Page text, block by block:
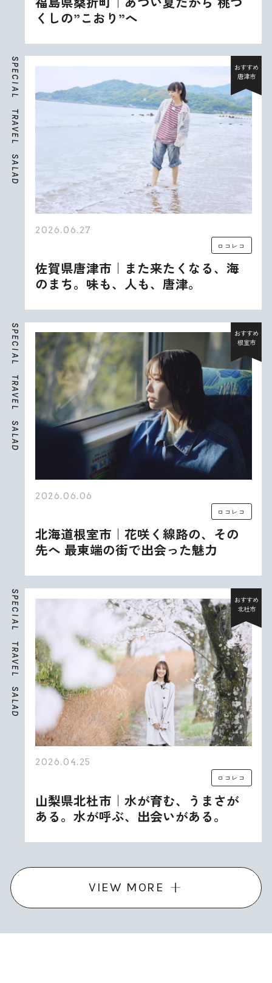
くしの”こおり”へ
S
P
E
C
I
A
L
T
R
A
V
E
L
S
A
L
A
D
おすすめ
唐津市
2026.06.27
ロコレコ
佐賀県唐津市｜また来たくなる、海
のまち。味も、人も、唐津。
S
P
E
C
I
A
L
T
R
A
V
E
L
S
A
L
A
D
おすすめ
根室市
2026.06.06
ロコレコ
北海道根室市｜花咲く線路の、その
先へ 最東端の街で出会った魅力
S
P
E
C
I
A
L
T
R
A
V
E
L
S
A
L
A
D
おすすめ
北杜市
2026.04.25
ロコレコ
山梨県北杜市｜水が育む、うまさが
ある。水が呼ぶ、出会いがある。
VIEW MORE